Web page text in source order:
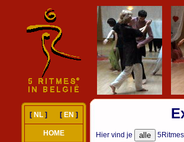
[ NL ] [ EN ]
HOME Hier vind je